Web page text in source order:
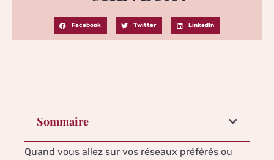
Facebook Twitter LinkedIn
Sommaire
Quand vous allez sur vos réseaux préférés ou